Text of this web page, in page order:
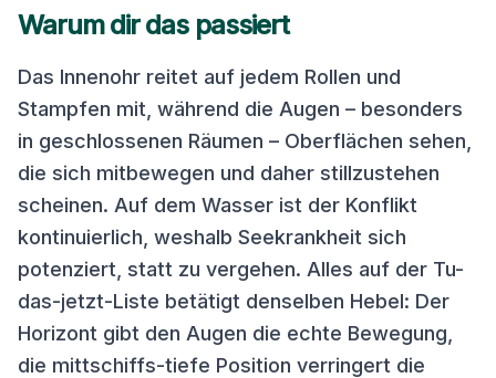
Warum dir das passiert
Das Innenohr reitet auf jedem Rollen und
Stampfen mit, während die Augen – besonders
in geschlossenen Räumen – Oberflächen sehen,
die sich mitbewegen und daher stillzustehen
scheinen. Auf dem Wasser ist der Konflikt
kontinuierlich, weshalb Seekrankheit sich
potenziert, statt zu vergehen. Alles auf der Tu-
das-jetzt-Liste betätigt denselben Hebel: Der
Horizont gibt den Augen die echte Bewegung,
die mittschiffs-tiefe Position verringert die